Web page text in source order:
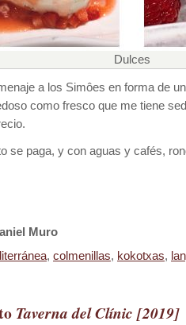
Dulces
a los Simôes en forma de
como fresco que me tiene
se paga, y con aguas y cafés,
Muro
, colmenillas, kokotxas,
Taverna del Clínic [2019]